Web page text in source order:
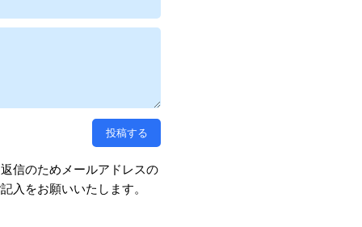
信のためメールアドレスの
入をお願いいたします。